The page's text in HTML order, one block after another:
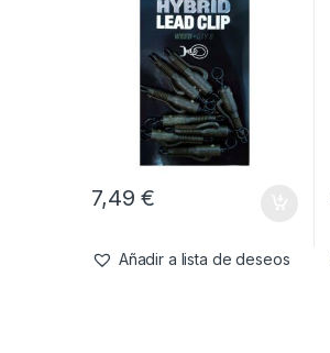
7,49€
Añadir a lista de deseos